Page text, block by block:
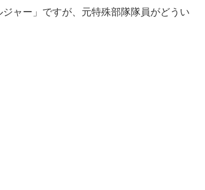
ャー」ですが、元特殊部隊隊員がどうい